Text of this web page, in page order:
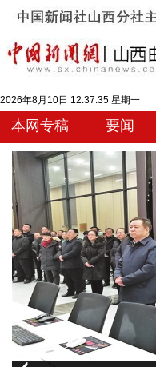
2026年8月10日 12:37:36 星期一
本网专稿 要闻